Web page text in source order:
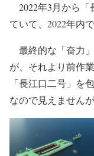
2022年3月から「
ていて、2022年内
最終的な「奋力
が、それより前作
「長江口二号」を
なので見えませんが